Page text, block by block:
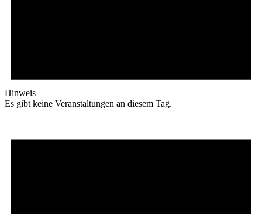
Hinweis
Es gibt keine Veranstaltungen an diesem Tag.